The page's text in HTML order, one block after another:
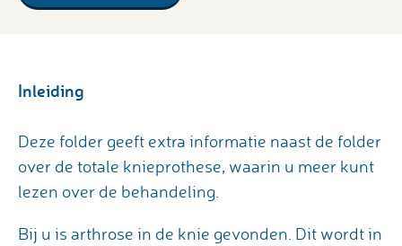
Inleiding
Deze folder geeft extra informatie naast de folder
over de totale knieprothese, waarin u meer kunt
lezen over de behandeling.
Bij u is arthrose in de knie gevonden. Dit wordt in